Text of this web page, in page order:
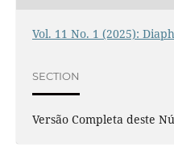
Vol. 11 No. 1 (2025):
SECTION
Versão Completa deste